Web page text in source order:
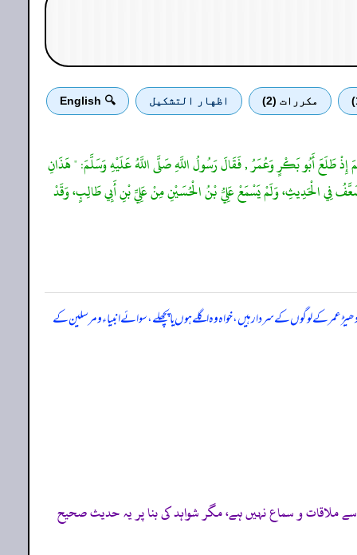
مكررات (2) اظهار التشكيل 🔍 English
طَلَعَ أَبُو بَكْرٍ وَعُمَرُ , فَقَالَ رَسُولُ اللَّهِ صَلَّى اللَّهُ عَلَيْهِ وَسَلَّمَ: " هَذَانِ
فِي الْحَدِيثِ، وَلَمْ يَسْمَعْ عَلِيُّ بْنُ الْحُسَيْنِ مِنْ عَلِيِّ بْنِ أَبِي طَالِبٍ، وَقَدْ
عمر کے لوگوں کے سردار ہیں، خواہ وہ اگلے ہوں یا پچھلے، سوائے انبیاء و مرسلین کے
رضی الله عنہ سے ملاقات و سماع نہیں ہے، مگر شواہد کی بنا پر یہ حدیث صحیح